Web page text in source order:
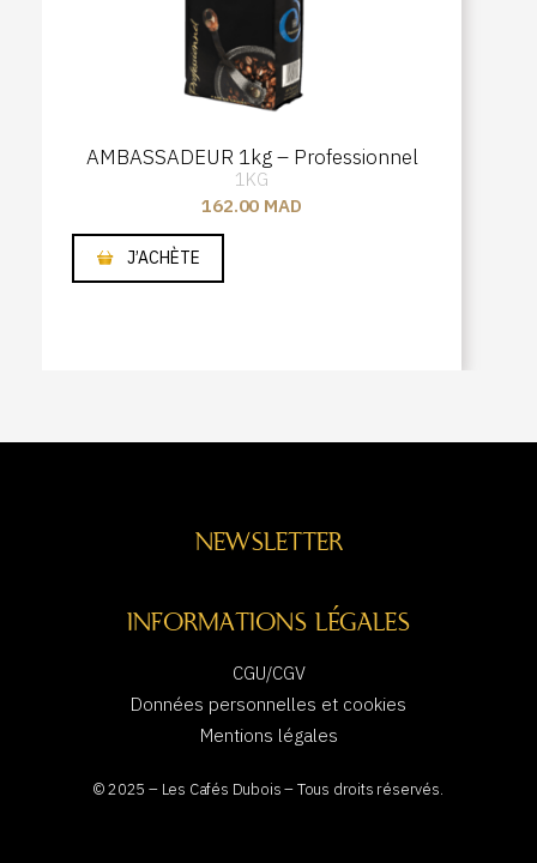
AMBASSADEUR 1kg – Professionnel
1KG
162.00 MAD
J’ACHÈTE
NEWSLETTER
INFORMATIONS LÉGALES
CGU/CGV
Données personnelles et cookies
Mentions légales
© 2025 – Les Cafés Dubois – Tous droits réservés.